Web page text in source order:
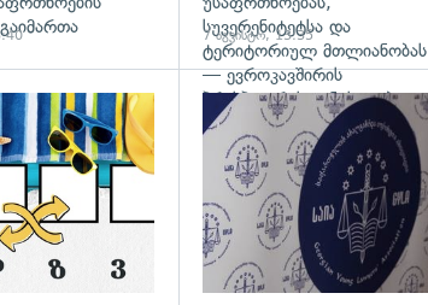
სუვერენიტეტსა და
ტერიტორიულ მთლიანობას
— ევროკავშირის
პრესპიკერის განცხადება
7 აგვისტო, 13:35
გადახედვა